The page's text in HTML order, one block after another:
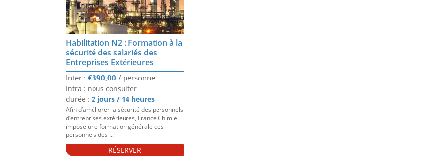
Habilitation N2 : Formation à la
sécurité des salariés des
Entreprises Extérieures
€390,00
Intra : nous consulter
durée :2 jours / 14 heures
Afin d’améliorer la sécurité des personnels
d’entreprises extérieures, France Chimie
impose une formation générale des
personnels des ...
RÉSERVER